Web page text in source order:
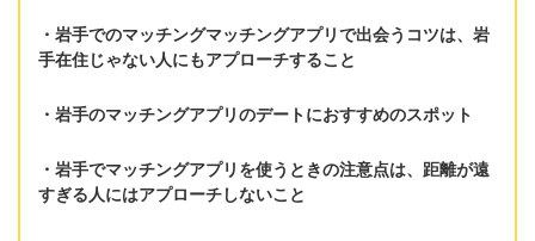
岩手でのマッチングマッチングアプリで出会うコツは、 岩
手在住じゃない人にもアプローチすること
岩手のマッチングアプリのデートにおすすめのスポット
岩手でマッチングアプリを使うときの注意点は、 距離が遠
すぎる人にはアプローチしないこと